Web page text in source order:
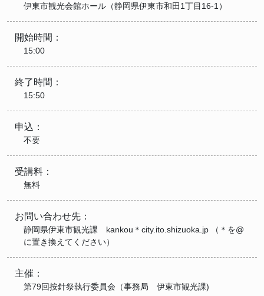
伊東市観光会館ホール（静岡県伊東市和田1丁目16-1）
開始時間：
15:00
終了時間：
15:50
申込：
不要
受講料：
無料
お問い合わせ先：
静岡県伊東市観光課 kankou＊city.ito.shizuoka.jp （＊を@
に置き換えてください）
主催：
第79回按針祭執行委員会（事務局 伊東市観光課)